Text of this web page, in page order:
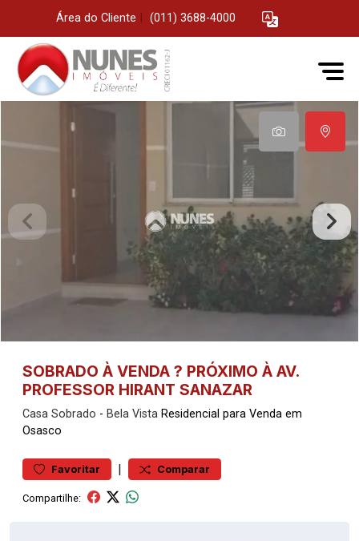
Área do Cliente (011) 3688-4000
SOBRADO À VENDA ? PRÓXIMO À AV.
PROFESSOR HIRANT SANAZAR
Casa Sobrado - Bela Vista Residencial para Venda em
Osasco
Favoritar | Comparar
Compartilhe: